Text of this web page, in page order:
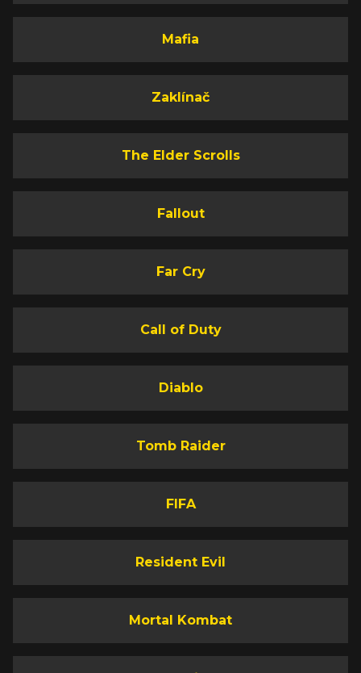
Mafia
Zaklínač
The Elder Scrolls
Fallout
Far Cry
Call of Duty
Diablo
Tomb Raider
FIFA
Resident Evil
Mortal Kombat